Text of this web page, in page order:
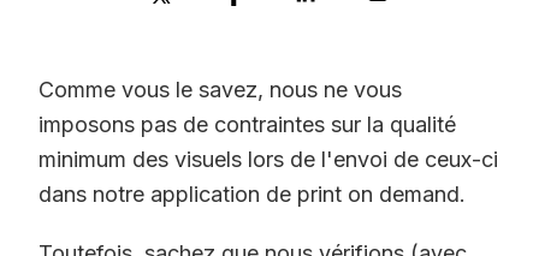
Comme vous le savez, nous ne vous
imposons pas de contraintes sur la qualité
minimum des visuels lors de l'envoi de ceux-ci
dans notre application de print on demand.